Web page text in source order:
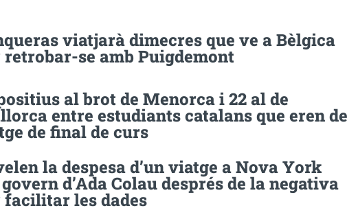
viatjarà dimecres que ve a Bèlgica
retrobar-se amb Puigdemont
al brot de Menorca i 22 al de
entre estudiants catalans que eren de
de final de curs
la despesa d’un viatge a Nova York
d’Ada Colau després de la negativa
facilitar les dades